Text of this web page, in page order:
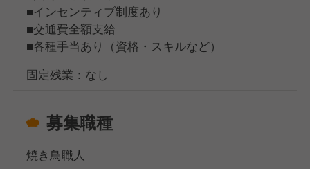
■インセンティブ制度あり
■交通費全額支給
■各種手当あり（資格・スキルなど）
固定残業：なし
募集職種
焼き鳥職人